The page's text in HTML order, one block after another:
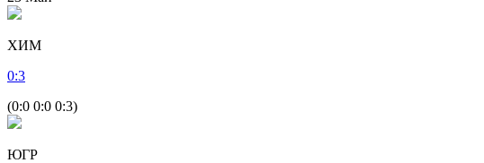
ХИМ
0:3
(0:0 0:0 0:3)
ЮГР